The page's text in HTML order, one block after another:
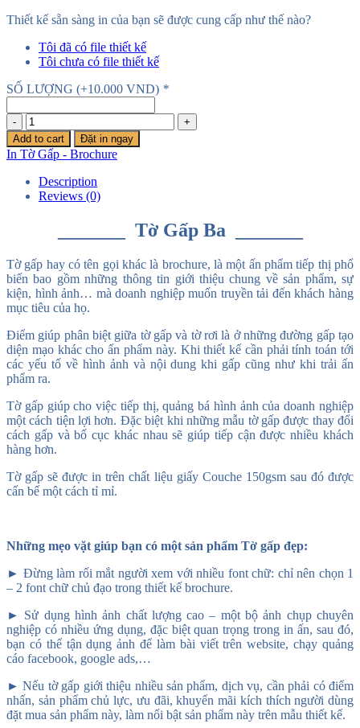
Thiết kế sẵn sàng in của bạn sẽ được cung cấp như thế nào?
Tôi đã có file thiết kế
Tôi chưa có file thiết kế
SỐ LƯỢNG (+10.000 VND) *
In
Tờ
Gấp
Ba
quantity
Add to cart Đặt in ngay
In Tờ Gấp - Brochure
Description
Reviews (0)
_______ Tờ Gấp Ba _______
Tờ gấp hay có tên gọi khác là brochure, là một ấn phẩm tiếp thị phổ
biến bao gồm những thông tin giới thiệu chung về sản phẩm, sự
kiện, hình ảnh… mà doanh nghiệp muốn truyền tải đến khách hàng
mục tiêu của họ.
Điểm giúp phân biệt giữa tờ gấp và tờ rơi là ở những đường gấp tạo
diện mạo khác cho ấn phẩm này. Khi thiết kế cần phải tính toán tới
các yếu tố về hình ảnh và nội dung khi gấp cũng như khi trải ấn
phẩm ra.
Tờ gấp giúp cho việc tiếp thị, quảng bá hình ảnh của doanh nghiệp
một cách tiện lợi hơn. Đặc biệt khi những mẫu tờ gấp được thay đổi
cách gấp và bố cục khác nhau sẽ giúp tiếp cận được nhiều khách
hàng hơn.
Tờ gấp sẽ được in trên chất liệu giấy Couche 150gsm sau đó được
cấn bế một cách tỉ mỉ.
Những mẹo vặt giúp bạn có một sản phẩm Tờ gấp đẹp:
► Đừng làm rối mắt người xem với nhiều font chữ: chỉ nên chọn 1
– 2 font chữ chủ đạo trong thiết kế brochure.
► Sử dụng hình ảnh chất lượng cao – một bộ ảnh chụp chuyên
nghiệp có nhiều ứng dụng, đặc biệt quan trọng trong in ấn, sau đó,
bạn có thể tận dụng ảnh để làm bài viết trên website, chạy quảng
cáo facebook, google ads,…
► Nếu tờ gấp giới thiệu nhiều sản phẩm, dịch vụ, cần phải có điểm
nhấn, sản phẩm chủ lực, ưu đãi, khuyến mãi kích thích người dùng
đặt mua sản phẩm này, làm nổi bật sản phẩm này trên mẫu thiết kế.